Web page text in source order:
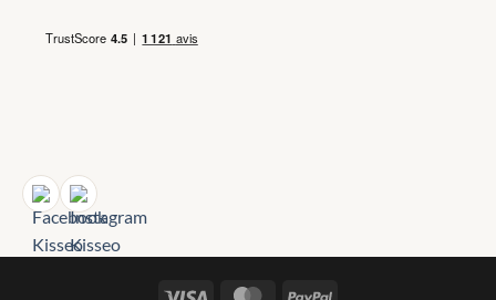
Visa MasterCardPayPal